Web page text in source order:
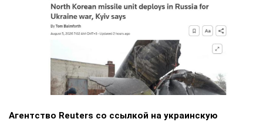
Агентство Reuters со ссылкой на украинскую